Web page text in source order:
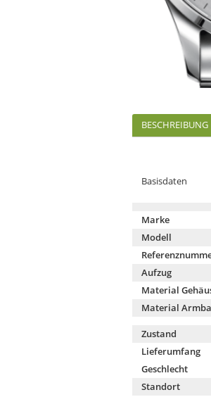
BESCHREIBUNG
Basisdaten
Marke
Modell
Aufzug
Material
Material
Zustand
Lieferumfang
Geschlecht
Standort